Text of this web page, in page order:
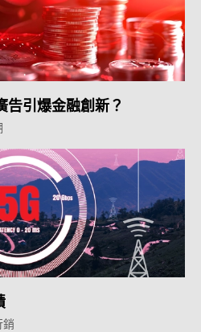
引爆金融創新？